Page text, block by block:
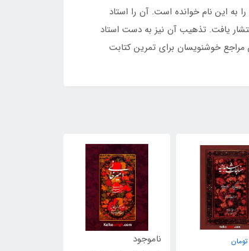
به‌ این‌ نام‌ خوانده‌ است. آن‌ را استاد
یافت‌. تذهیب‌ آن‌ نیز به‌ دست‌ استاد
مراجع خوشنویسان برای تمرین کتابت
120,000